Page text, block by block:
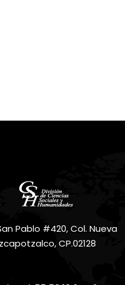
Pablo #420, Col. Nueva
CP.02128